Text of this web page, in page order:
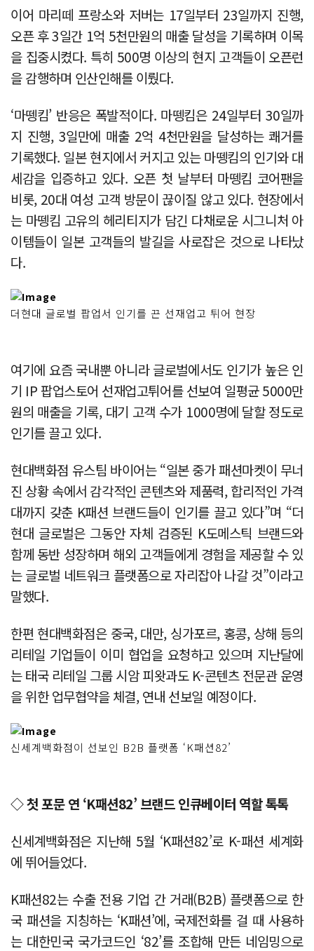
이어 마리떼 프랑소와 저버는 17일부터 23일까지 진행,
오픈 후 3일간 1억 5천만원의 매출 달성을 기록하며 이목
을 집중시켰다. 특히 500명 이상의 현지 고객들이 오픈런
을 감행하며 인산인해를 이뤘다.
‘마뗑킴’ 반응은 폭발적이다. 마뗑킴은 24일부터 30일까
지 진행, 3일만에 매출 2억 4천만원을 달성하는 쾌거를
기록했다. 일본 현지에서 커지고 있는 마뗑킴의 인기와 대
세감을 입증하고 있다. 오픈 첫 날부터 마뗑킴 코어팬을
비롯, 20대 여성 고객 방문이 끊이질 않고 있다. 현장에서
는 마뗑킴 고유의 헤리티지가 담긴 다채로운 시그니처 아
이템들이 일본 고객들의 발길을 사로잡은 것으로 나타났
다.
더현대 글로벌 팝업서 인기를 끈 선재업고 튀어 현장
여기에 요즘 국내뿐 아니라 글로벌에서도 인기가 높은 인
기 IP 팝업스토어 선재업고튀어를 선보여 일평균 5000만
원의 매출을 기록, 대기 고객 수가 1000명에 달할 정도로
인기를 끌고 있다.
현대백화점 유스팀 바이어는 “일본 중가 패션마켓이 무너
진 상황 속에서 감각적인 콘텐츠와 제품력, 합리적인 가격
대까지 갖춘 K패션 브랜드들이 인기를 끌고 있다”며 “더
현대 글로벌은 그동안 자체 검증된 K도메스틱 브랜드와
함께 동반 성장하며 해외 고객들에게 경험을 제공할 수 있
는 글로벌 네트워크 플랫폼으로 자리잡아 나갈 것”이라고
말했다.
한편 현대백화점은 중국, 대만, 싱가포르, 홍콩, 상해 등의
리테일 기업들이 이미 협업을 요청하고 있으며 지난달에
는 태국 리테일 그룹 시암 피왓과도 K-콘텐츠 전문관 운영
을 위한 업무협약을 체결, 연내 선보일 예정이다.
신세계백화점이 선보인 B2B 플랫폼 ‘K패션82’
◇ 첫 포문 연 ‘K패션82’ 브랜드 인큐베이터 역할 톡톡
신세계백화점은 지난해 5월 ‘K패션82’로 K-패션 세계화
에 뛰어들었다.
K패션82는 수출 전용 기업 간 거래(B2B) 플랫폼으로 한
국 패션을 지칭하는 ‘K패션’에, 국제전화를 걸 때 사용하
는 대한민국 국가코드인 ‘82’를 조합해 만든 네임밍으로